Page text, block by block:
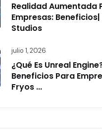
Realidad Aumentada
Empresas:
Studios
julio 1, 2026
¿Qué Es Unreal
Beneficios Para
Fryos ...